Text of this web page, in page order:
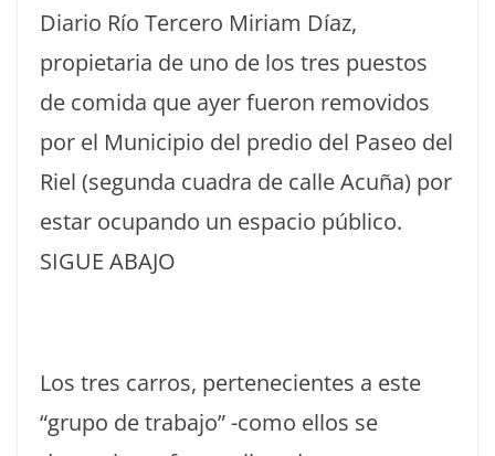
Diario Río Tercero Miriam Díaz,
propietaria de uno de los tres puestos
de comida que ayer fueron removidos
por el Municipio del predio del Paseo del
Riel (segunda cuadra de calle Acuña) por
estar ocupando un espacio público.
SIGUE ABAJO
Los tres carros, pertenecientes a este
“grupo de trabajo” -como ellos se